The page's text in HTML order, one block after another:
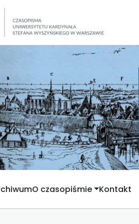
O czasopiśmie Kontakt